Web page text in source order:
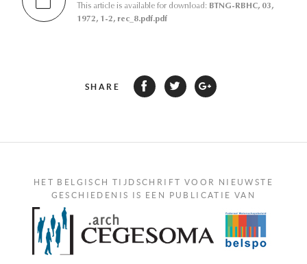
This article is available for download: BTNG-RBHC, 03,
1972, 1-2, rec_8.pdf.pdf
SHARE
HET BELGISCH TIJDSCHRIFT VOOR NIEUWSTE
GESCHIEDENIS IS EEN PUBLICATIE VAN